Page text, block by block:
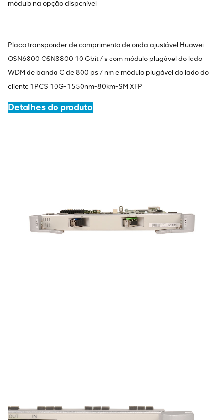
módulo na opção disponível
Placa transponder de comprimento de onda ajustável Huawei
OSN6800 OSN8800 10 Gbit / s com módulo plugável do lado
WDM de banda C de 800 ps / nm e módulo plugável do lado do
cliente 1PCS 10G-1550nm-80km-SM XFP
Detalhes do produto